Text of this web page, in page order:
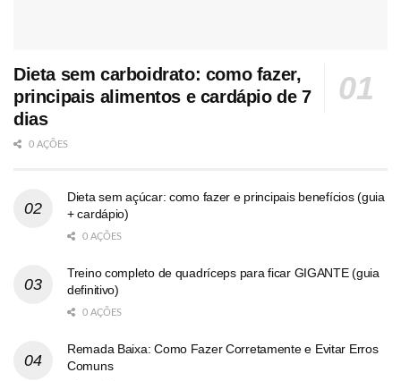
Dieta sem carboidrato: como fazer,
principais alimentos e cardápio de 7
dias
0 AÇÕES
Dieta sem açúcar: como fazer e principais benefícios (guia
+ cardápio)
0 AÇÕES
Treino completo de quadríceps para ficar GIGANTE (guia
definitivo)
0 AÇÕES
Remada Baixa: Como Fazer Corretamente e Evitar Erros
Comuns